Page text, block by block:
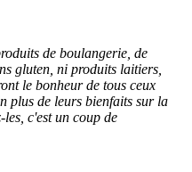
de boulangerie, de
gluten, ni produits laitiers,
le bonheur de tous ceux
plus de leurs bienfaits sur la
c'est un coup de